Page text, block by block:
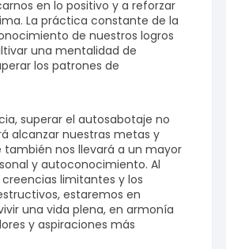
en lo positivo y a reforzar
La práctica constante de la
de nuestros logros
una mentalidad de
los patrones de
superar el autosabotaje no
alcanzar nuestras metas y
también nos llevará a un mayor
y autoconocimiento. Al
limitantes y los
estaremos en
una vida plena, en armonía
y aspiraciones más